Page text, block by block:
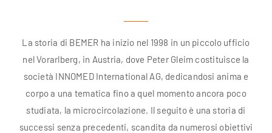
Azienda
Eventi
Video
La storia di BEMER ha inizio nel 1998 in un piccolo ufficio
nel Vorarlberg, in Austria, dove Peter Gleim costituisce la
società INNOMED International AG, dedicandosi anima e
corpo a una tematica fino a quel momento ancora poco
studiata, la microcircolazione. Il seguito è una storia di
successi senza precedenti, scandita da numerosi obiettivi